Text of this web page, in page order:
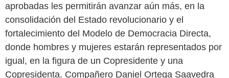
aprobadas les permitirán avanzar aún más, en la
consolidación del Estado revolucionario y el
fortalecimiento del Modelo de Democracia Directa,
donde hombres y mujeres estarán representados por
igual, en la figura de un Copresidente y una
Copresidenta. Compañero Daniel Ortega Saavedra